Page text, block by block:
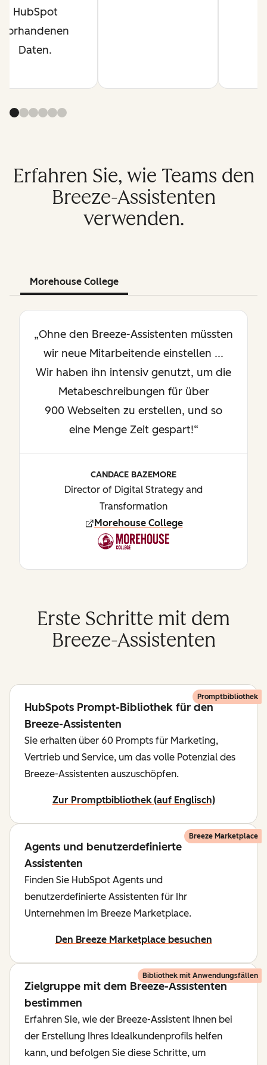
HubSpot
vorhandenen
Daten.
Erfahren Sie, wie Teams den
Breeze-Assistenten
verwenden.
Morehouse College
„Ohne den Breeze-Assistenten müssten
wir neue Mitarbeitende einstellen ...
Wir haben ihn intensiv genutzt, um die
Metabeschreibungen für über
900 Webseiten zu erstellen, und so
eine Menge Zeit gespart!“
CANDACE BAZEMORE
Director of Digital Strategy and
Transformation
Morehouse College
Erste Schritte mit dem
Breeze-Assistenten
Promptbibliothek
HubSpots Prompt-Bibliothek für den
Breeze-Assistenten
Sie erhalten über 60 Prompts für Marketing,
Vertrieb und Service, um das volle Potenzial des
Breeze-Assistenten auszuschöpfen.
Zur Promptbibliothek (auf Englisch)
Breeze Marketplace
Agents und benutzerdefinierte
Assistenten
Finden Sie HubSpot Agents und
benutzerdefinierte Assistenten für Ihr
Unternehmen im Breeze Marketplace.
Den Breeze Marketplace besuchen
Bibliothek mit Anwendungsfällen
Zielgruppe mit dem Breeze-Assistenten
bestimmen
Erfahren Sie, wie der Breeze-Assistent Ihnen bei
der Erstellung Ihres Idealkundenprofils helfen
kann, und befolgen Sie diese Schritte, um